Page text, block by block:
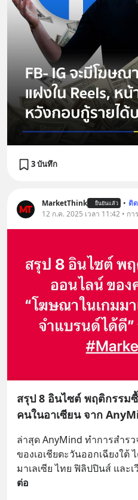
3 บันทึก
MarketThink ยืนยันแล้ว • ติ
12 ก.ค. 2025 เวลา 11:42 • กา
สรุป 8 อินไซต์ พฤติกรรม
คนในอาเซียน จาก
ล่าสุด AnyMind ทำการสำร
ของเอเชียตะวันออกเฉียงใต้
มาเลเซีย ไทย ฟิลิปปินส์ และ
ต่อ